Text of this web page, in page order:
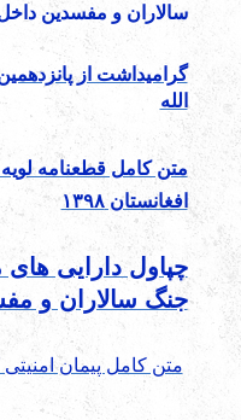
سالاران و مفسدین
گرامیداشت از
الله
متن کامل قطعنامه
افغانستان ۱۳۹۸
چپاول دارایی
جنگ سالاران و
متن کامل پیمان امنیتی